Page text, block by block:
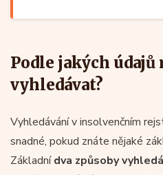
Podle jakých
vyhledávat?
Vyhledávání v insolvenčním
snadné, pokud znáte nějaké
Základnídva způsoby